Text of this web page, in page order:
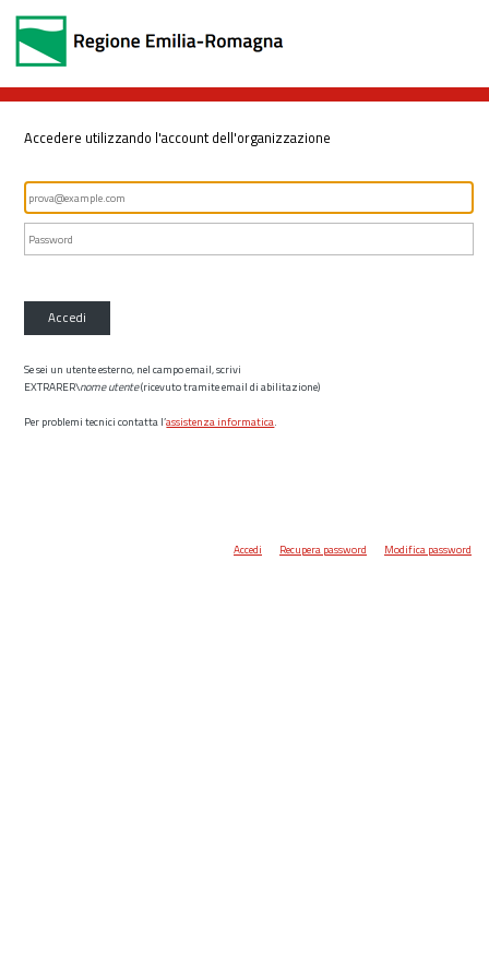
Accedere utilizzando l'account dell'organizzazione
Accedi
Se sei un utente esterno, nel campo email, scrivi
EXTRARER\nome utente(ricevuto tramite email di abilitazione)
Per problemi tecnici contatta l’assistenza informatica.
Accedi Recupera password Modifica password